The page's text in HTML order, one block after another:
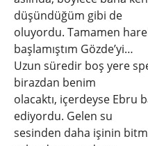
düşündüğüm gibi de
oluyordu. Tamamen
başlamıştım Gözde’yi…
Uzun süredir boş yere
birazdan benim
olacaktı, içerdeyse Ebru
ediyordu. Gelen su
sesinden daha işinin